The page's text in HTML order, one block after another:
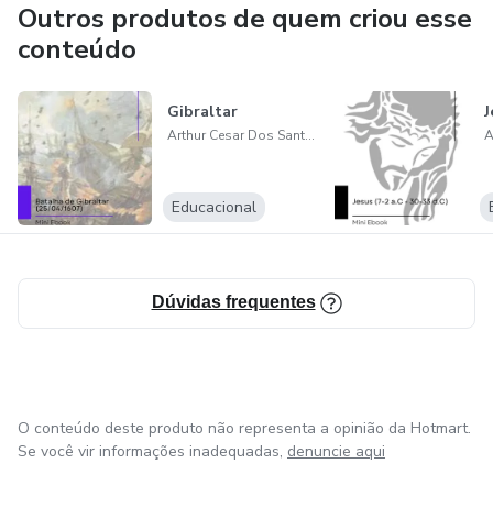
Outros produtos de quem criou esse
conteúdo
Gibraltar
Arthur Cesar Dos Santos Kirchhoff
Educacional
Dúvidas frequentes
O conteúdo deste produto não representa a opinião da Hotmart.
Se você vir informações inadequadas, denuncie aqui